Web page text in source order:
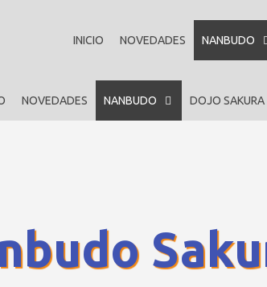
INICIO NOVEDADES NANBUDO
NOVEDADES NANBUDO DOJO SAKURA